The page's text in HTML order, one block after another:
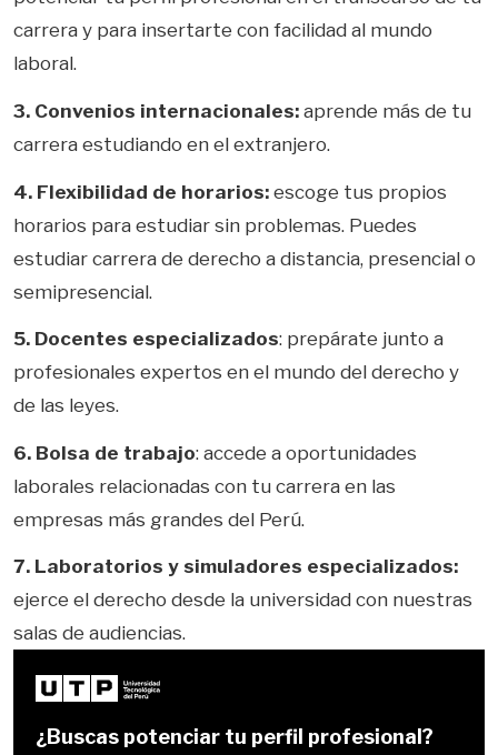
carrera y para insertarte con facilidad al mundo
laboral.
3. Convenios internacionales: aprende más de tu
carrera estudiando en el extranjero.
4. Flexibilidad de horarios: escoge tus propios
horarios para estudiar sin problemas. Puedes
estudiar carrera de derecho a distancia, presencial o
semipresencial.
5. Docentes especializados: prepárate junto a
profesionales expertos en el mundo del derecho y
de las leyes.
6. Bolsa de trabajo: accede a oportunidades
laborales relacionadas con tu carrera en las
empresas más grandes del Perú.
7. Laboratorios y simuladores especializados:
ejerce el derecho desde la universidad con nuestras
salas de audiencias.
¿Buscas potenciar tu perfil profesional?